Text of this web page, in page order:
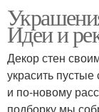
Идеи и
Декор стен
украсить
и по-новому
подборку мы